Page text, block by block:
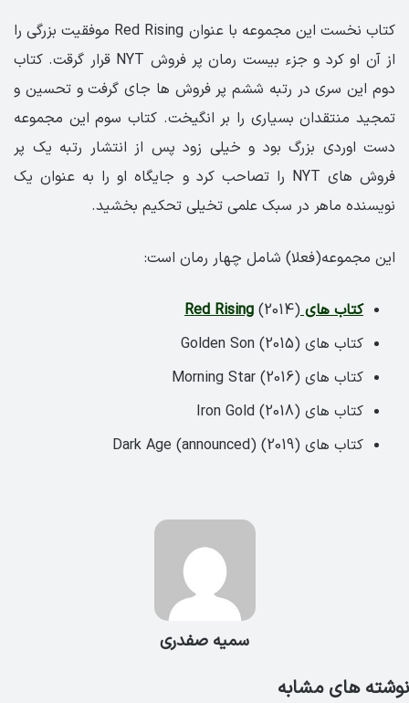
کتاب نخست این مجموعه با عنوان Red Rising موفقیت بزرگی را
از آن او کرد و جزء بیست رمان پر فروش NYT قرار گرقت. کتاب
دوم این سری در رتبه ششم پر فروش ها جای گرفت و تحسین و
تمجید منتقدان بسیاری را بر انگیخت. کتاب سوم این مجموعه
دست اوردی بزرگ بود و خیلی زود پس از انتشار رتبه یک پر
فروش های NYT را تصاحب کرد و جایگاه او را به عنوان یک
نویسنده ماهر در سبک علمی تخیلی تحکیم بخشید.
این مجموعه(فعلا) شامل چهار رمان است:
کتاب های Red Rising(2014)
کتاب های Golden Son (2015)
کتاب های Morning Star (2016)
کتاب های Iron Gold (2018)
کتاب های Dark Age (announced) (2019)
سمیه صفدری
نوشته های مشابه